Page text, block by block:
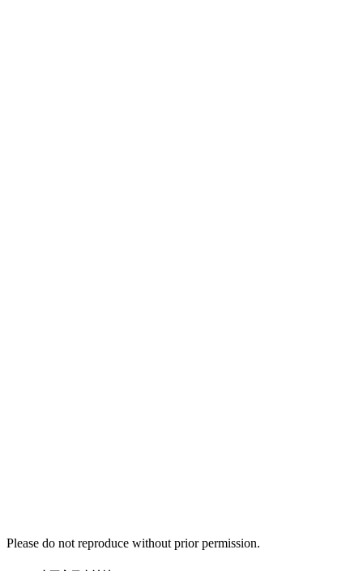
Please do not reproduce without prior permission.